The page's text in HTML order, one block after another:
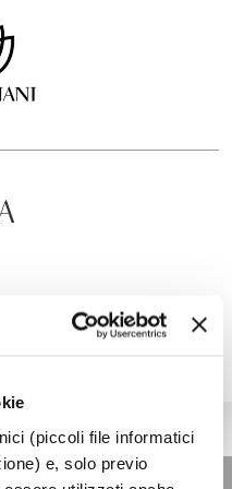
(piccoli file informatici
e, solo previo